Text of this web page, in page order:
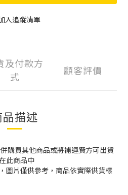
入追蹤清單
及付款方
式
顧客評價
品描述
購買其他商品或將補運費方可出貨
此商品中
圖片僅供參考，商品依實際供貨樣